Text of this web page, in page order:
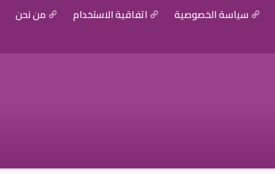
سياسة الخصوصية اتفاقية الاستخدام من نحن